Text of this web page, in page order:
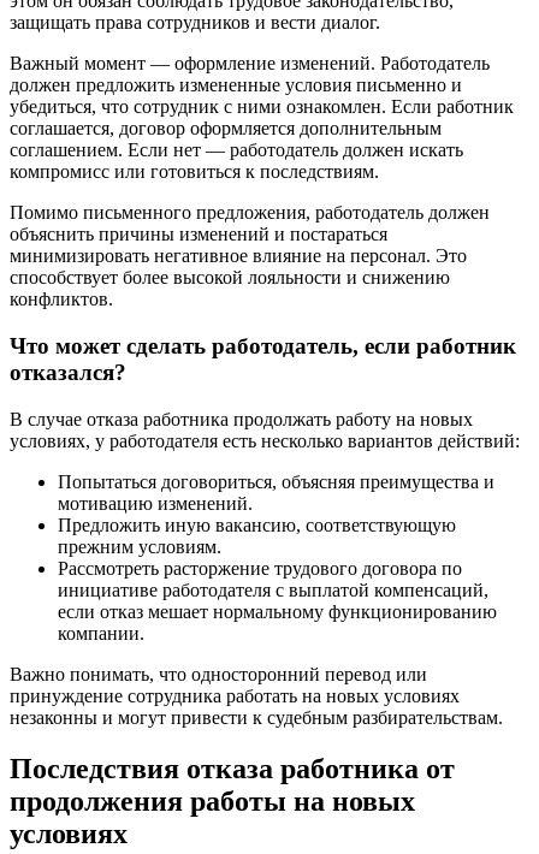
защищать права сотрудников и вести диалог.
Важный момент — оформление изменений. Работодатель
должен предложить измененные условия письменно и
убедиться, что сотрудник с ними ознакомлен. Если работник
соглашается, договор оформляется дополнительным
соглашением. Если нет — работодатель должен искать
компромисс или готовиться к последствиям.
Помимо письменного предложения, работодатель должен
объяснить причины изменений и постараться
минимизировать негативное влияние на персонал. Это
способствует более высокой лояльности и снижению
конфликтов.
Что может сделать работодатель, если работник
отказался?
В случае отказа работника продолжать работу на новых
условиях, у работодателя есть несколько вариантов действий:
Попытаться договориться, объясняя преимущества и
мотивацию изменений.
Предложить иную вакансию, соответствующую
прежним условиям.
Рассмотреть расторжение трудового договора по
инициативе работодателя с выплатой компенсаций,
если отказ мешает нормальному функционированию
компании.
Важно понимать, что односторонний перевод или
принуждение сотрудника работать на новых условиях
незаконны и могут привести к судебным разбирательствам.
Последствия отказа работника от
продолжения работы на новых
условиях